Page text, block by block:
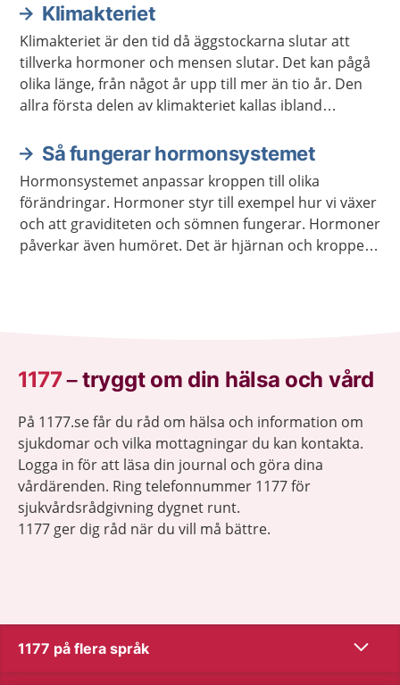
Klimakteriet
Klimakteriet är den tid då äggstockarna slutar att
tillverka hormoner och mensen slutar. Det kan pågå
olika länge, från något år upp till mer än tio år. Den
allra första delen av klimakteriet kallas ibland
Så fungerar hormonsystemet
Hormonsystemet anpassar kroppen till olika
förändringar. Hormoner styr till exempel hur vi växer
och att graviditeten och sömnen fungerar. Hormoner
påverkar även humöret. Det är hjärnan och kroppen
1177–tryggt om din hälsa och vård
På 1177.se får du råd om hälsa och information om
sjukdomar och vilka mottagningar du kan kontakta.
Logga in för att läsa din journal och göra dina
vårdärenden. Ring telefonnummer 1177 för
sjukvårdsrådgivning dygnet runt.
1177 ger dig råd när du vill må bättre.
1177 på flera språk Visa